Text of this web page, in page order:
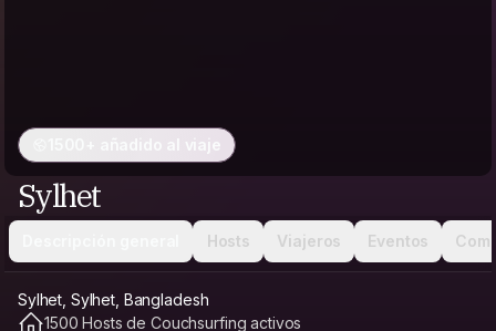
1500+ añadido al viaje
Sylhet
Hosts Viajeros Eventos
Sylhet, Sylhet, Bangladesh
1500 Hosts de Couchsurfing activos